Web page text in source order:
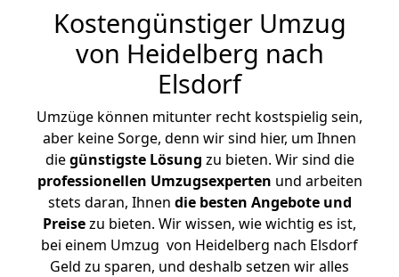
Kostengünstiger Umzug
von Heidelberg nach
Elsdorf
Umzüge können mitunter recht kostspielig sein,
aber keine Sorge, denn wir sind hier, um Ihnen
diegünstigste Lösung zu bieten. Wir sind die
professionellen Umzugsexperten und arbeiten
stets daran, Ihnen die besten Angebote und
Preisezu bieten. Wir wissen, wie wichtig es ist,
bei einem Umzug von Heidelberg nach Elsdorf
Geld zu sparen, und deshalb setzen wir alles